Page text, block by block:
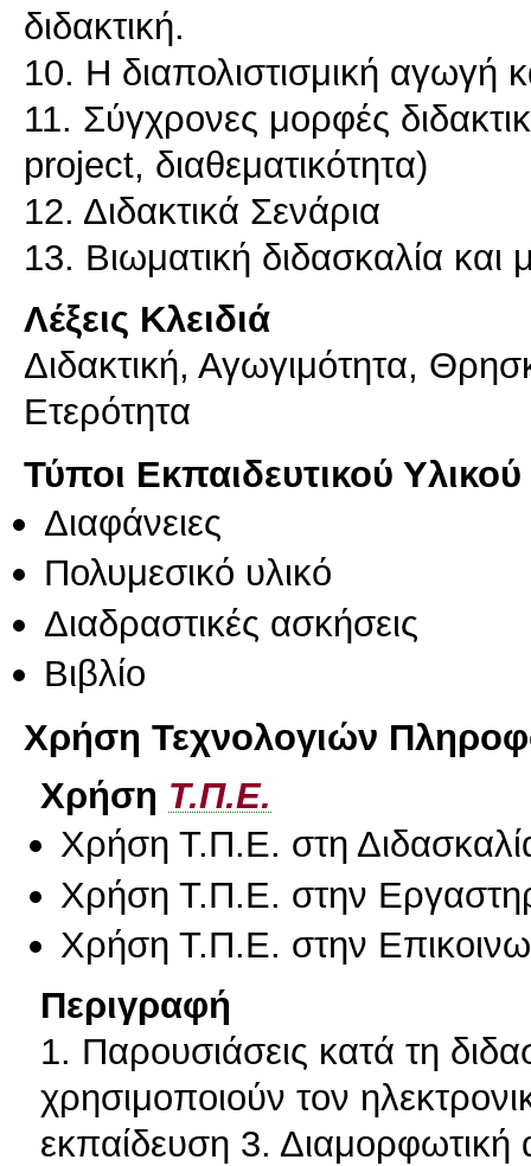
διδακτική.
10. Η διαπολιστισμική αγωγή
11. Σύγχρονες μορφές
project, διαθεματικότητα)
12. Διδακτικά Σενάρια
Λέξεις Κλειδιά
Διδακτική, Αγωγιμότητα,
Ετερότητα
Τύποι Εκπαιδευτικού Υλικού
Διαφάνειες
Πολυμεσικό υλικό
Διαδραστικές ασκήσεις
Βιβλίο
Χρήση Τεχνολογιών
Χρήση Τ.Π.Ε.
Χρήση Τ.Π.Ε. στη
Χρήση Τ.Π.Ε. στην
Χρήση Τ.Π.Ε. στην
Περιγραφή
1. Παρουσιάσεις κατά τη
χρησιμοποιούν τον
εκπαίδευση 3. Διαμορφωτική